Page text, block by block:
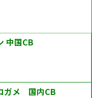
フロリダスッポン 中国CB
ガメ 国内CB